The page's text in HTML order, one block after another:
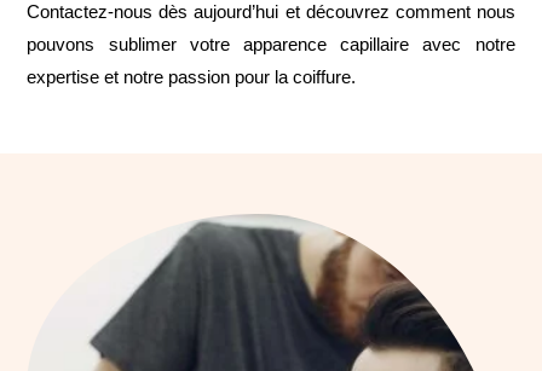
Contactez-nous dès aujourd’hui et découvrez comment nous
pouvons sublimer votre apparence capillaire avec notre
expertise et notre passion pour la coiffure.